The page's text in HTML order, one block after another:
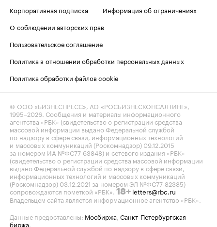
Корпоративная подписка
Информация об ограничениях
О соблюдении авторских прав
Пользовательское соглашение
Политика в отношении обработки персональных данных
Политика обработки файлов cookie
© ООО «БИЗНЕСПРЕСС», АО «РОСБИЗНЕСКОНСАЛТИНГ»,
1995–2026. Сообщения и материалы информационного
агентства «РБК» (свидетельство о регистрации средства
массовой информации выдано Федеральной службой
по надзору в сфере связи, информационных технологий
и массовых коммуникаций (Роскомнадзор) 09.12.2015
за номером ИА №ФС77-63848) и сетевого издания «РБК»
(свидетельство о регистрации средства массовой информации
выдано Федеральной службой по надзору в сфере связи,
информационных технологий и массовых коммуникаций
(Роскомнадзор) 03.12.2021 за номером ЭЛ №ФС77-82385)
сопровождаются пометкой «РБК». 18+ letters@rbc.ru
Владельцем сайта является информационное агентство «РБК».
Данные предоставлены: Мосбиржа, Санкт-Петербургская
биржа.